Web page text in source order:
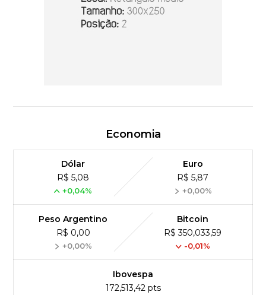
Economia
Dólar
R$ 5,08
+0,04%
Euro
R$ 5,87
+0,00%
Peso Argentino
R$ 0,00
+0,00%
Bitcoin
R$ 350,033,59
-0,01%
Ibovespa
172,513,42 pts